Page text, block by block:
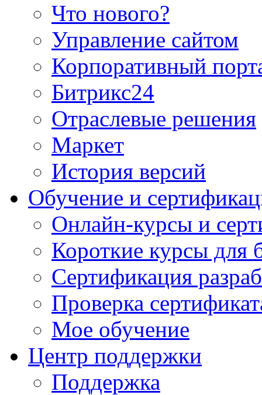
Что нового?
Управление сайтом
Корпоративный
Битрикс24
Отраслевые решения
Маркет
История версий
Обучение и
Онлайн-курсы и
Короткие курсы для
Сертификация
Проверка
Мое обучение
Центр поддержки
Поддержка